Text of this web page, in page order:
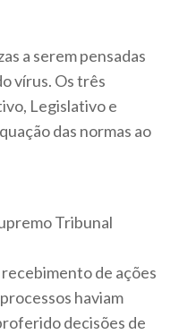
a serem pensadas
vírus. Os três
Legislativo e
das normas ao
Tribunal
de ações
haviam
decisões de